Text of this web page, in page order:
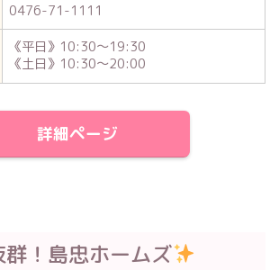
0476-71-1111
《平日》10:30〜19:30
《土日》10:30〜20:00
詳細ページ
！島忠ホームズ